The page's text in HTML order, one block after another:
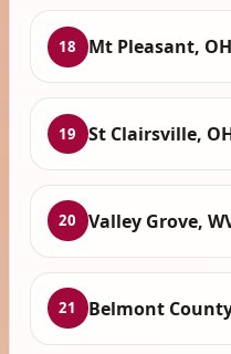
18 Mt Pleasant,
19 St Clairsville,
20 Valley Grove,
21 Belmont